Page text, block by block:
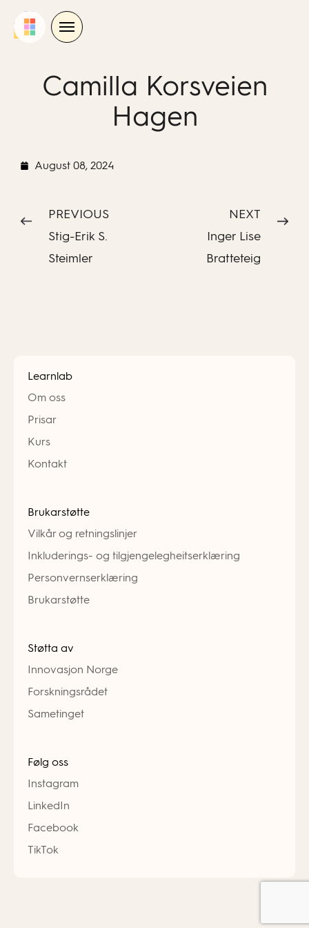
Camilla Korsveien
Hagen
August 08, 2024
PREVIOUS
Stig-Erik S.
Steimler
NEXT
Inger Lise
Bratteteig
Learnlab
Om oss
Prisar
Kurs
Kontakt
Brukarstøtte
Vilkår og retningslinjer
Inkluderings- og tilgjengelegheitserklæring
Personvernserklæring
Brukarstøtte
Støtta av
Innovasjon Norge
Forskningsrådet
Sametinget
Følg oss
Instagram
LinkedIn
Facebook
TikTok